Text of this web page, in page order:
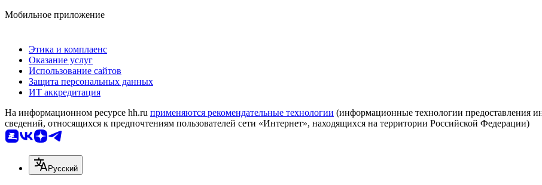
Мобильное приложение
Этика и комплаенс
Оказание услуг
Использование сайтов
Защита персональных данных
ИТ аккредитация
На информационном ресурсе hh.ru применяются рекомендательные технологии (информационные технологии предоставления
сведений, относящихся к предпочтениям пользователей сети «Интернет», находящихся на территории Российской Федерации)
Русский